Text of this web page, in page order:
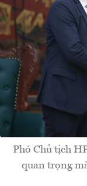
Phó Chủ tịch
quan trọng